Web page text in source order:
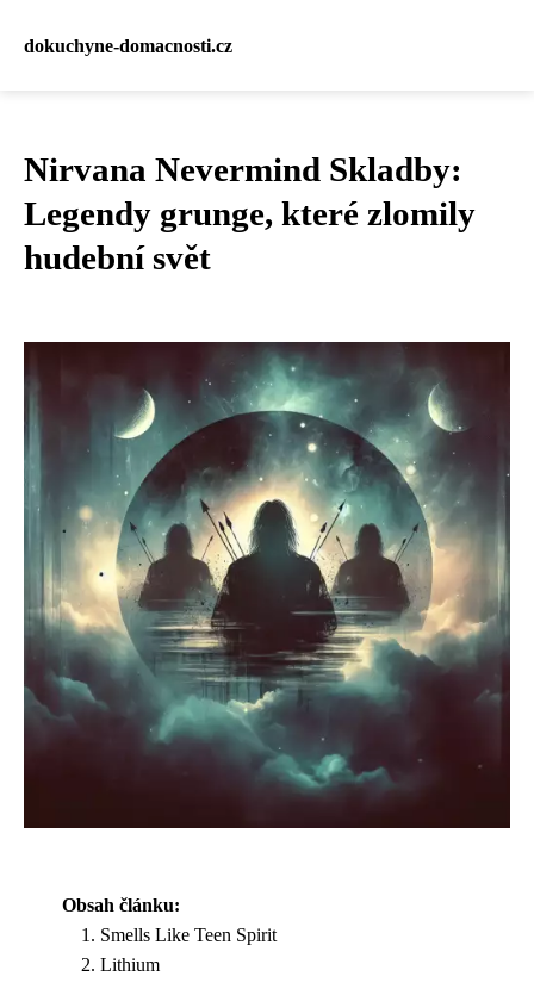
dokuchyne-domacnosti.cz
Nirvana Nevermind Skladby:
Legendy grunge, které zlomily
hudební svět
Obsah článku:
Smells Like Teen Spirit
Lithium